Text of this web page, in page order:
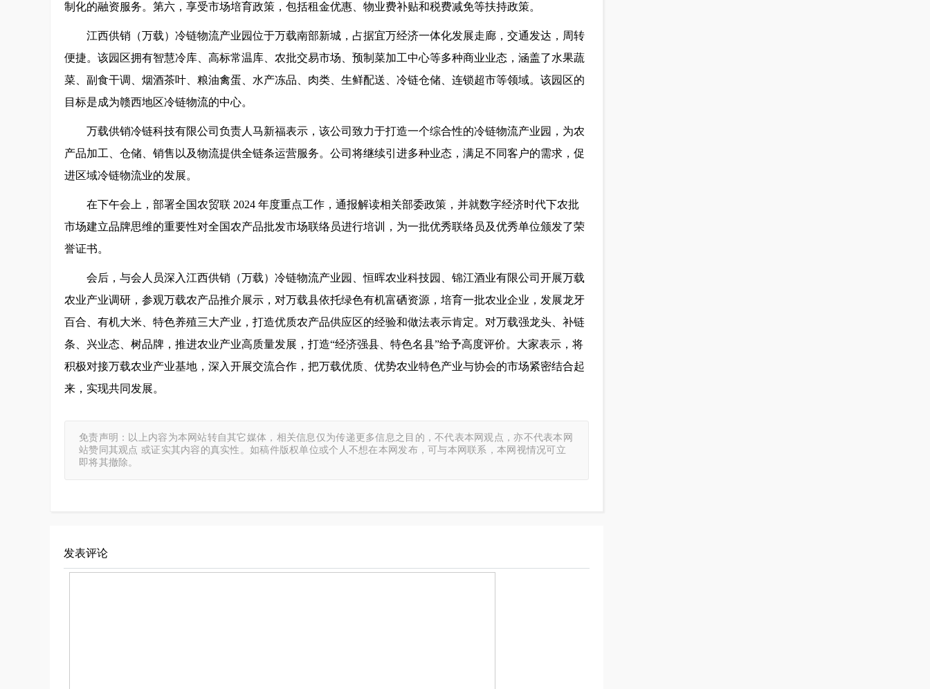
制化的融资服务。第六，享受市场培育政策，包括租金优惠、物业费补贴和税费减免等扶持政策。
江西供销（万载）冷链物流产业园位于万载南部新城，占据宜万经济一体化发展走廊，交通发达，周转
便捷。该园区拥有智慧冷库、高标常温库、农批交易市场、预制菜加工中心等多种商业业态，涵盖了水果蔬
菜、副食干调、烟酒茶叶、粮油禽蛋、水产冻品、肉类、生鲜配送、冷链仓储、连锁超市等领域。该园区的
目标是成为赣西地区冷链物流的中心。
万载供销冷链科技有限公司负责人马新福表示，该公司致力于打造一个综合性的冷链物流产业园，为农
产品加工、仓储、销售以及物流提供全链条运营服务。公司将继续引进多种业态，满足不同客户的需求，促
进区域冷链物流业的发展。
在下午会上，部署全国农贸联 2024 年度重点工作，通报解读相关部委政策，并就数字经济时代下农批
市场建立品牌思维的重要性对全国农产品批发市场联络员进行培训，为一批优秀联络员及优秀单位颁发了荣
誉证书。
会后，与会人员深入江西供销（万载）冷链物流产业园、恒晖农业科技园、锦江酒业有限公司开展万载
农业产业调研，参观万载农产品推介展示，对万载县依托绿色有机富硒资源，培育一批农业企业，发展龙牙
百合、有机大米、特色养殖三大产业，打造优质农产品供应区的经验和做法表示肯定。对万载强龙头、补链
条、兴业态、树品牌，推进农业产业高质量发展，打造“经济强县、特色名县”给予高度评价。大家表示，将
积极对接万载农业产业基地，深入开展交流合作，把万载优质、优势农业特色产业与协会的市场紧密结合起
来，实现共同发展。
免责声明：以上内容为本网站转自其它媒体，相关信息仅为传递更多信息之目的，不代表本网观点，亦不代表本网
站赞同其观点 或证实其内容的真实性。如稿件版权单位或个人不想在本网发布，可与本网联系，本网视情况可立
即将其撤除。
发表评论